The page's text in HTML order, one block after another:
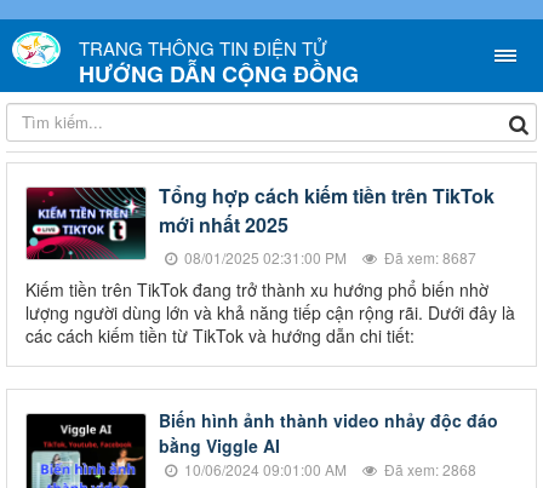
TRANG THÔNG TIN ĐIỆN TỬ
HƯỚNG DẪN CỘNG ĐỒNG
Tổng hợp cách kiếm tiền trên TikTok
mới nhất 2025
08/01/2025 02:31:00 PM Đã xem: 8687
Kiếm tiền trên TikTok đang trở thành xu hướng phổ biến nhờ
lượng người dùng lớn và khả năng tiếp cận rộng rãi. Dưới đây là
các cách kiếm tiền từ TikTok và hướng dẫn chi tiết:
Biến hình ảnh thành video nhảy độc đáo
bằng Viggle AI
10/06/2024 09:01:00 AM Đã xem: 2868